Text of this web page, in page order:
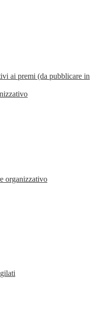
ai premi (da pubblicare in
organizzativo